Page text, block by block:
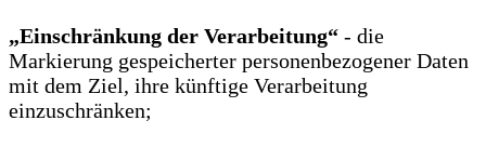
„Einschränkung der Verarbeitung“ - die
Markierung gespeicherter personenbezogener Daten
mit dem Ziel, ihre künftige Verarbeitung
einzuschränken;